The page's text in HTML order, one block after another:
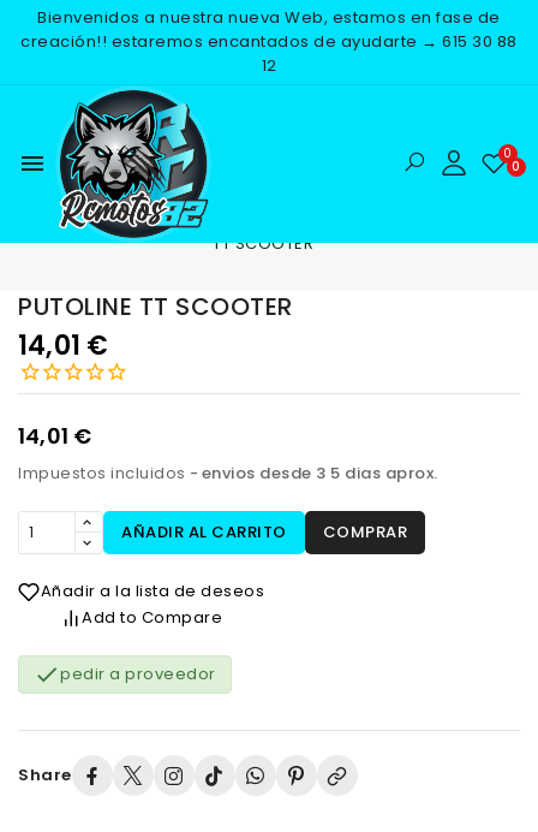
Bienvenidos a nuestra nueva Web, estamos en fase de
creación!! estaremos encantados de ayudarte → 615 30 88
12
menu
Inicio RECAMBIOS
TT SCOOTER
NUEVO
PUTOLINE TT SCOOTER
14,01 €
14,01 €
Impuestos incluidos envios desde 3 5 dias aprox.
AÑADIR AL CARRITO COMPRAR
Añadir a la lista de deseos
Add to Compare
pedir a proveedor
Share